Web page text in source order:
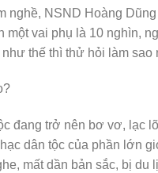
NSND Hoàng
một vai phụ là 10 nghìn,
thế thì thử hỏi làm
đang trở nên bơ vơ,
dân tộc của phần lớn
mất dần bản sắc, bị